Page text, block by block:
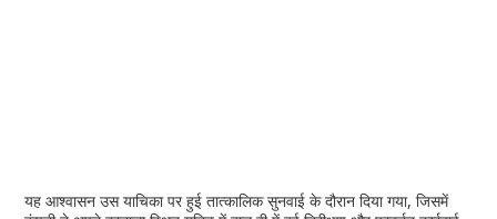
यह आश्वासन उस याचिका पर हुई तात्कालिक सुनवाई के दौरान दिया गया, जिसमें